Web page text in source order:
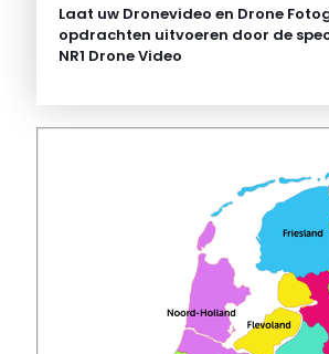
Laat uw Dronevideo en Drone
opdrachten uitvoeren door de
NR1 Drone Video